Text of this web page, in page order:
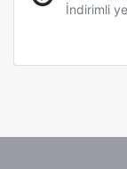
İndirimli